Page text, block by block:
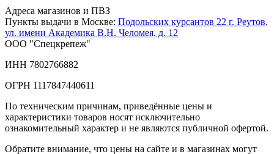
Адреса магазинов и ПВЗ
Пункты выдачи в Москве: Подольских курсантов 22 г. Реутов,
ул. имени Академика В.Н. Челомея, д. 12
ООО "Спецкрепеж"
ИНН 7802766882
ОГРН 1117847440611
По техническим причинам, приведённые цены и
характеристики товаров носят исключительно
ознакомительный характер и не являются публичной офертой.
Обратите внимание, что цены на сайте и в магазинах могут